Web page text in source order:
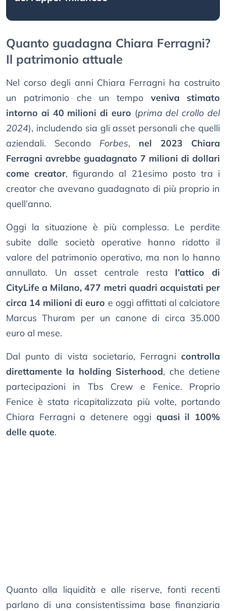
Quanto guadagna Chiara Ferragni?
Il patrimonio attuale
Nel corso degli anni Chiara Ferragni ha costruito
un patrimonio che un tempo veniva stimato
intorno ai 40 milioni di euro (prima del crollo del
2024), includendo sia gli asset personali che quelli
aziendali. Secondo Forbes, nel 2023 Chiara
Ferragni avrebbe guadagnato 7 milioni di dollari
come creator, figurando al 21esimo posto tra i
creator che avevano guadagnato di più proprio in
quell’anno.
Oggi la situazione è più complessa. Le perdite
subite dalle società operative hanno ridotto il
valore del patrimonio operativo, ma non lo hanno
annullato. Un asset centrale resta l’attico di
CityLife a Milano, 477 metri quadri acquistati per
circa 14 milioni di euro e oggi affittati al calciatore
Marcus Thuram per un canone di circa 35.000
euro al mese.
Dal punto di vista societario, Ferragni controlla
direttamente la holding Sisterhood, che detiene
partecipazioni in Tbs Crew e Fenice. Proprio
Fenice è stata ricapitalizzata più volte, portando
Chiara Ferragni a detenere oggi quasi il 100%
delle quote.
Quanto alla liquidità e alle riserve, fonti recenti
parlano di una consistentissima base finanziaria